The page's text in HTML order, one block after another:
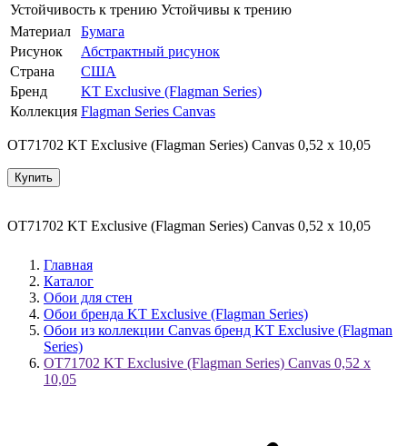
Устойчивость к трению Устойчивы к трению
Материал
Бумага
Рисунок
Абстрактный рисунок
Страна
США
Бренд
KT Exclusive (Flagman Series)
Коллекция Flagman Series Canvas
OT71702 KT Exclusive (Flagman Series) Canvas 0,52 x 10,05
Купить
OT71702 KT Exclusive (Flagman Series) Canvas 0,52 x 10,05
Главная
Каталог
Обои для стен
Обои бренда KT Exclusive (Flagman Series)
Обои из коллекции Canvas бренд KT Exclusive (Flagman
Series)
OT71702 KT Exclusive (Flagman Series) Canvas 0,52 x
10,05